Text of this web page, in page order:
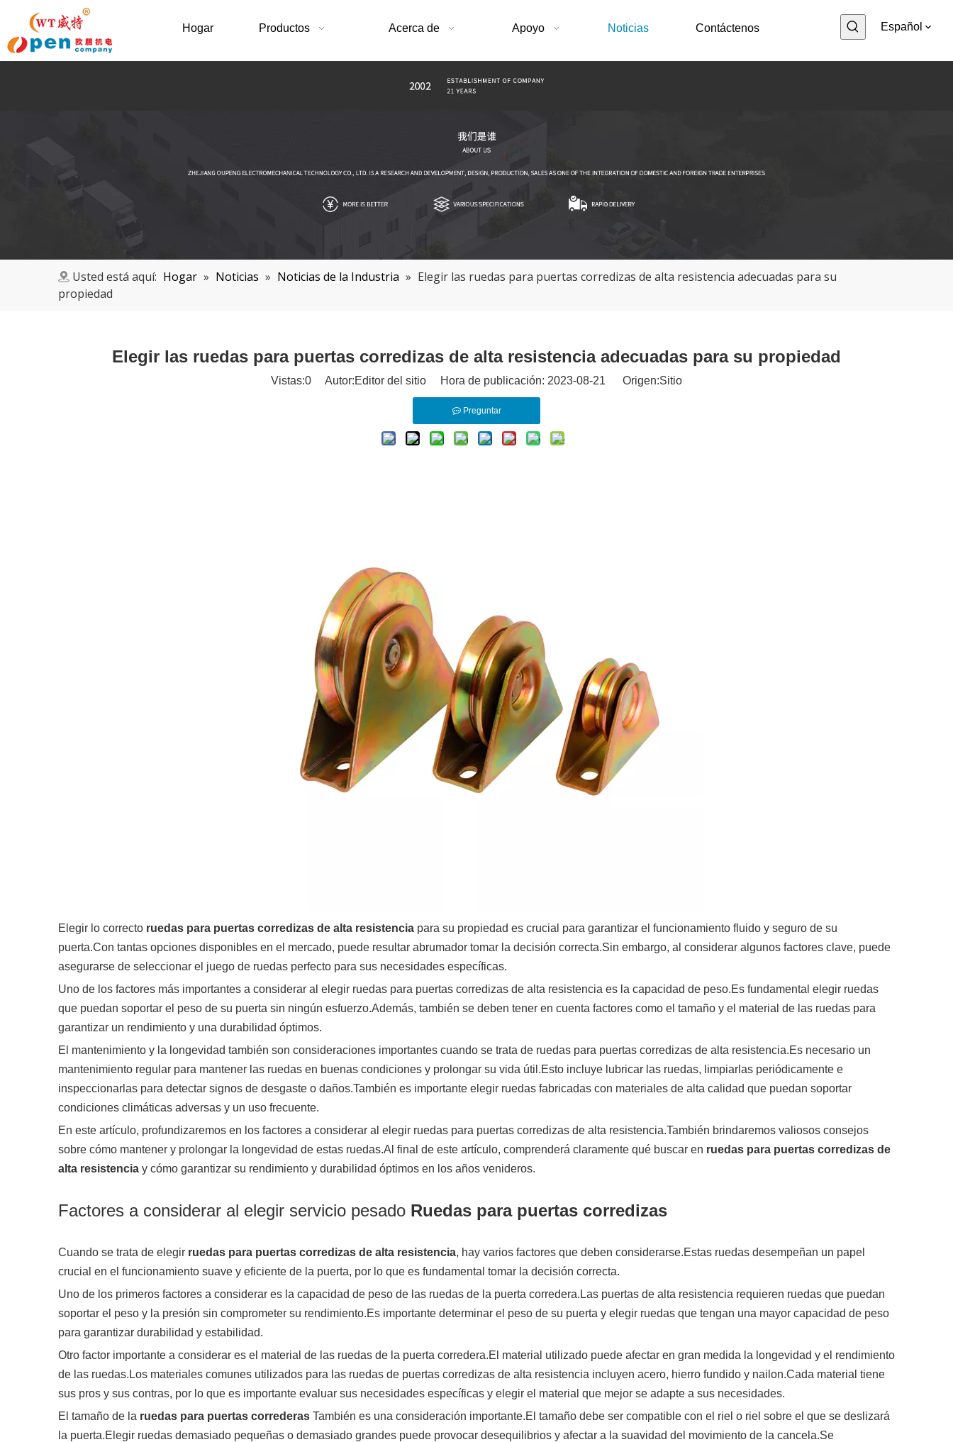
Hogar Productos Acerca de Apoyo Noticias Contáctenos Español
Usted está aquí: Hogar » Noticias » Noticias de la Industria » Elegir las ruedas para puertas corredizas de alta resistencia adecuadas para su
propiedad
Elegir las ruedas para puertas corredizas de alta resistencia adecuadas para su propiedad
Vistas:0 Autor:Editor del sitio Hora de publicación: 2023-08-21 Origen:Sitio
Preguntar
Elegir lo correcto ruedas para puertas corredizas de alta resistencia para su propiedad es crucial para garantizar el funcionamiento fluido y seguro de su
puerta.Con tantas opciones disponibles en el mercado, puede resultar abrumador tomar la decisión correcta.Sin embargo, al considerar algunos factores clave, puede
asegurarse de seleccionar el juego de ruedas perfecto para sus necesidades específicas.
Uno de los factores más importantes a considerar al elegir ruedas para puertas corredizas de alta resistencia es la capacidad de peso.Es fundamental elegir ruedas
que puedan soportar el peso de su puerta sin ningún esfuerzo.Además, también se deben tener en cuenta factores como el tamaño y el material de las ruedas para
garantizar un rendimiento y una durabilidad óptimos.
El mantenimiento y la longevidad también son consideraciones importantes cuando se trata de ruedas para puertas corredizas de alta resistencia.Es necesario un
mantenimiento regular para mantener las ruedas en buenas condiciones y prolongar su vida útil.Esto incluye lubricar las ruedas, limpiarlas periódicamente e
inspeccionarlas para detectar signos de desgaste o daños.También es importante elegir ruedas fabricadas con materiales de alta calidad que puedan soportar
condiciones climáticas adversas y un uso frecuente.
En este artículo, profundizaremos en los factores a considerar al elegir ruedas para puertas corredizas de alta resistencia.También brindaremos valiosos consejos
sobre cómo mantener y prolongar la longevidad de estas ruedas.Al final de este artículo, comprenderá claramente qué buscar en ruedas para puertas corredizas de
alta resistencia y cómo garantizar su rendimiento y durabilidad óptimos en los años venideros.
Factores a considerar al elegir servicio pesado Ruedas para puertas corredizas
Cuando se trata de elegir ruedas para puertas corredizas de alta resistencia, hay varios factores que deben considerarse.Estas ruedas desempeñan un papel
crucial en el funcionamiento suave y eficiente de la puerta, por lo que es fundamental tomar la decisión correcta.
Uno de los primeros factores a considerar es la capacidad de peso de las ruedas de la puerta corredera.Las puertas de alta resistencia requieren ruedas que puedan
soportar el peso y la presión sin comprometer su rendimiento.Es importante determinar el peso de su puerta y elegir ruedas que tengan una mayor capacidad de peso
para garantizar durabilidad y estabilidad.
Otro factor importante a considerar es el material de las ruedas de la puerta corredera.El material utilizado puede afectar en gran medida la longevidad y el rendimiento
de las ruedas.Los materiales comunes utilizados para las ruedas de puertas corredizas de alta resistencia incluyen acero, hierro fundido y nailon.Cada material tiene
sus pros y sus contras, por lo que es importante evaluar sus necesidades específicas y elegir el material que mejor se adapte a sus necesidades.
El tamaño de la ruedas para puertas correderas También es una consideración importante.El tamaño debe ser compatible con el riel o riel sobre el que se deslizará
la puerta.Elegir ruedas demasiado pequeñas o demasiado grandes puede provocar desequilibrios y afectar a la suavidad del movimiento de la cancela.Se